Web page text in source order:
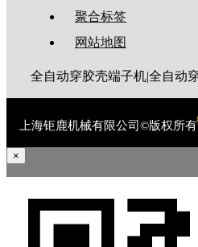
聚合标签
网站地图
上海钜鹿机械有限公司©版权所有
×